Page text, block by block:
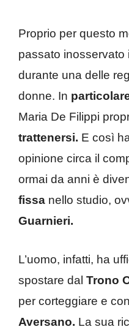
Proprio per questo
passato inosservato
durante una delle
donne. In
Maria De Filippi
trattenersi. E così
opinione circa il
ormai da anni è
fissa nello studio,
Guarnieri.
L’uomo, infatti, ha
spostare dal Trono
per corteggiare e
Aversano. La sua